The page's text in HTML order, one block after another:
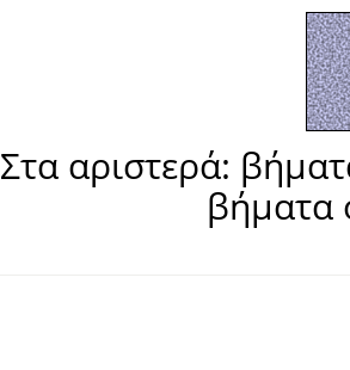
Στα αριστερά:
βήματα